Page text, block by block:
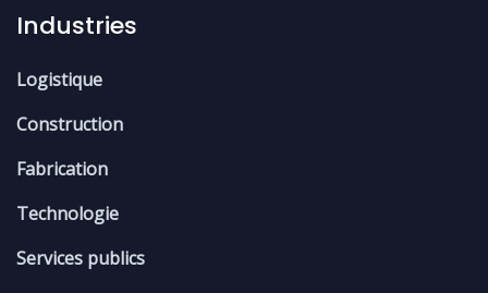
Industries
Logistique
Construction
Fabrication
Technologie
Services publics